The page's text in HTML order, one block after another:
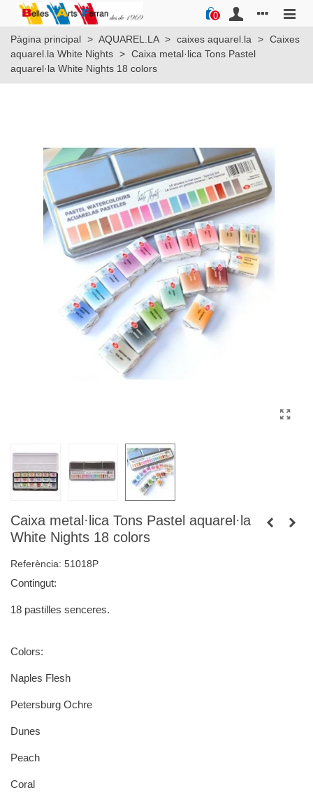
0
Pàgina principal > AQUAREL.LA > caixes aquarel.la > Caixes
aquarel.la White Nights > Caixa metal·lica Tons Pastel
aquarel·la White Nights 18 colors
Caixa metal·lica Tons Pastel aquarel·la
White Nights 18 colors
Referència: 51018P
Contingut:
18 pastilles senceres.
Colors:
Naples Flesh
Petersburg Ochre
Dunes
Peach
Coral